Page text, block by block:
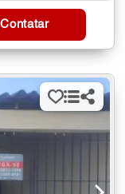
Contatar